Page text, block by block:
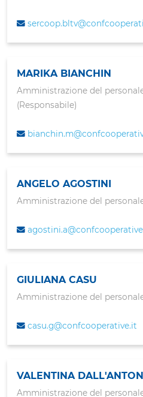
MARIKA BIANCHIN
Amministrazione del
(Responsabile)
ANGELO AGOSTINI
Amministrazione del
GIULIANA CASU
Amministrazione del
casu.g@confcooperative.it
VALENTINA
Amministrazione del